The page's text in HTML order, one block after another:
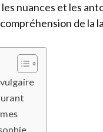
nuances et les
de la